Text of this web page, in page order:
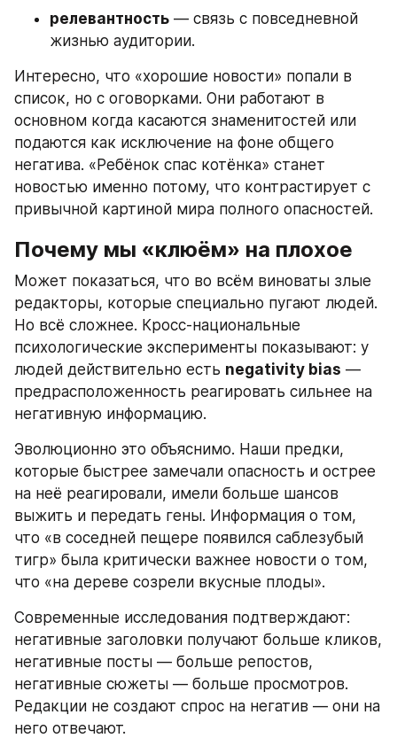
релевантность — связь с повседневной
жизнью аудитории.
Интересно, что «хорошие новости» попали в
список, но с оговорками. Они работают в
основном когда касаются знаменитостей или
подаются как исключение на фоне общего
негатива. «Ребёнок спас котёнка» станет
новостью именно потому, что контрастирует с
привычной картиной мира полного опасностей.
Почему мы «клюём» на плохое
Может показаться, что во всём виноваты злые
редакторы, которые специально пугают людей.
Но всё сложнее. Кросс-национальные
психологические эксперименты показывают: у
людей действительно есть negativity bias —
предрасположенность реагировать сильнее на
негативную информацию.
Эволюционно это объяснимо. Наши предки,
которые быстрее замечали опасность и острее
на неё реагировали, имели больше шансов
выжить и передать гены. Информация о том,
что «в соседней пещере появился саблезубый
тигр» была критически важнее новости о том,
что «на дереве созрели вкусные плоды».
Современные исследования подтверждают:
негативные заголовки получают больше кликов,
негативные посты — больше репостов,
негативные сюжеты — больше просмотров.
Редакции не создают спрос на негатив — они на
него отвечают.